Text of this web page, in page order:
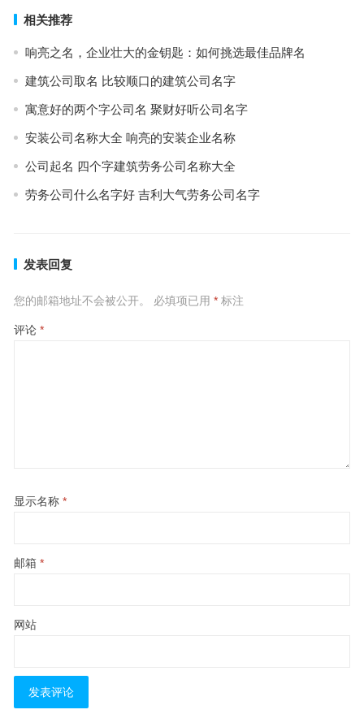
相关推荐
响亮之名，企业壮大的金钥匙：如何挑选最佳品牌名
建筑公司取名 比较顺口的建筑公司名字
寓意好的两个字公司名 聚财好听公司名字
安装公司名称大全 响亮的安装企业名称
公司起名 四个字建筑劳务公司名称大全
劳务公司什么名字好 吉利大气劳务公司名字
发表回复
您的邮箱地址不会被公开。 必填项已用 *标注
评论 *
显示名称 *
邮箱 *
网站